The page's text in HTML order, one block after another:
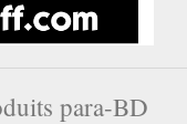
para-BD